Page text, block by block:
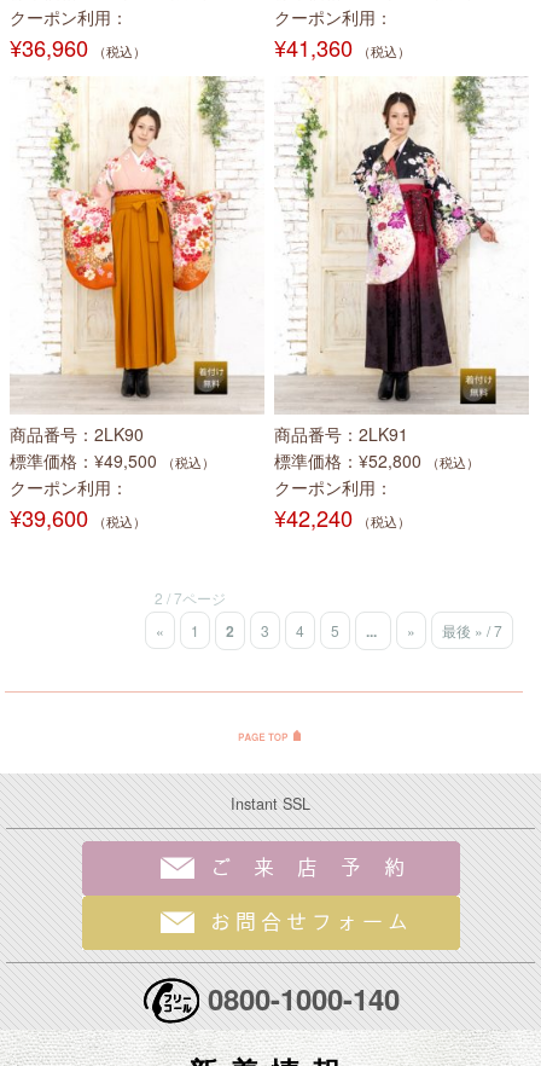
クーポン利用
¥36,960 （税込）
クーポン利用
¥41,360 （税込）
商品番号
2LK90
標準価格
¥49,500 （税込）
クーポン利用
¥39,600 （税込）
商品番号
2LK91
標準価格
¥52,800 （税込）
クーポン利用
¥42,240 （税込）
2 / 7ページ
«
1 2 3 4 5 ... » 最後 » / 7
Instant SSL
0800-1000-140